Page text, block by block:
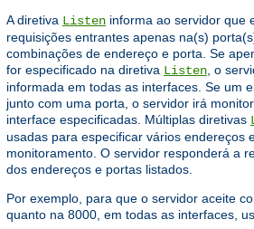
A diretiva Listen informa ao servidor que
requisições entrantes apenas na(s)
combinações de endereço e porta. Se
for especificado na diretiva Listen , o
informada em todas as interfaces. Se um
junto com uma porta, o servidor irá
interface especificadas. Múltiplas diretivas
usadas para especificar vários endereços
monitoramento. O servidor responderá a
dos endereços e portas listados.
Por exemplo, para que o servidor aceite
quanto na 8000, em todas as interfaces,